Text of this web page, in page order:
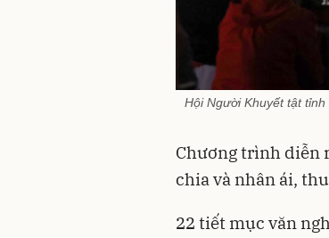
Hội Người Khuyết tật
Chương trình diễn
chia và nhân ái,
22 tiết mục văn